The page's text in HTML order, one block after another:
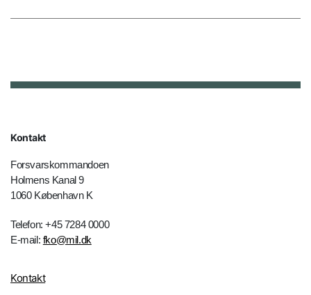
Kontakt
Forsvarskommandoen
Holmens Kanal 9
1060 København K
Telefon: +45 7284 0000
E-mail: fko@mil.dk
Kontakt